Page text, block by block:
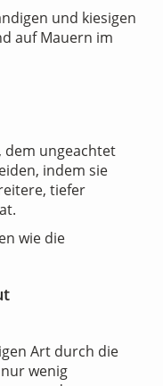
und kiesigen
auf Mauern im
dem ungeachtet
indem sie
tiefer
wie die
Art durch die
wenig